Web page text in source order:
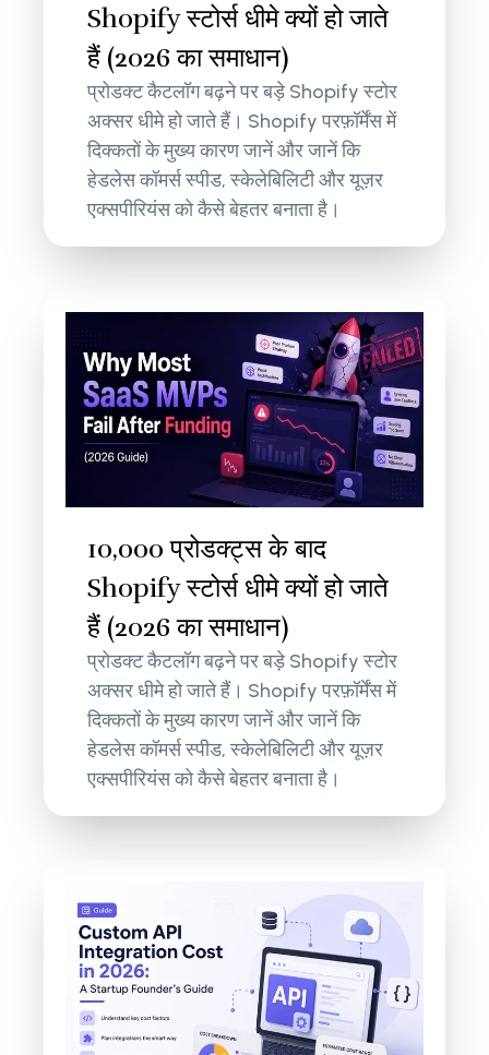
Shopify स्टोर्स धीमे क्यों हो जाते
हैं (2026 का समाधान)
प्रोडक्ट कैटलॉग बढ़ने पर बड़े Shopify स्टोर
अक्सर धीमे हो जाते हैं। Shopify परफ़ॉर्मेंस में
दिक्कतों के मुख्य कारण जानें और जानें कि
हेडलेस कॉमर्स स्पीड, स्केलेबिलिटी और यूज़र
एक्सपीरियंस को कैसे बेहतर बनाता है।
10,000 प्रोडक्ट्स के बाद
Shopify स्टोर्स धीमे क्यों हो जाते
हैं (2026 का समाधान)
प्रोडक्ट कैटलॉग बढ़ने पर बड़े Shopify स्टोर
अक्सर धीमे हो जाते हैं। Shopify परफ़ॉर्मेंस में
दिक्कतों के मुख्य कारण जानें और जानें कि
हेडलेस कॉमर्स स्पीड, स्केलेबिलिटी और यूज़र
एक्सपीरियंस को कैसे बेहतर बनाता है।